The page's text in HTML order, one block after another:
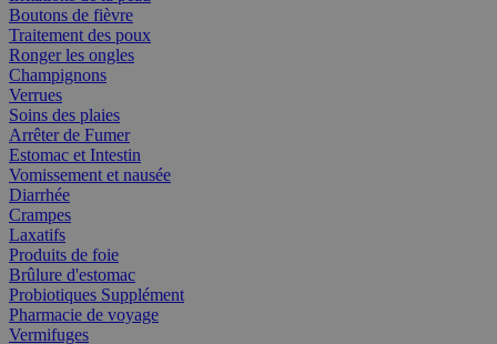
Boutons de fièvre
Traitement des poux
Ronger les ongles
Champignons
Verrues
Soins des plaies
Arrêter de Fumer
Estomac et Intestin
Vomissement et nausée
Diarrhée
Crampes
Laxatifs
Produits de foie
Brûlure d'estomac
Probiotiques Supplément
Pharmacie de voyage
Vermifuges